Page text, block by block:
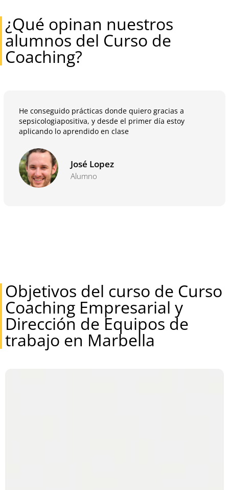
¿Qué opinan nuestros
alumnos del Curso de
Coaching?
He conseguido prácticas donde quiero gracias a
sepsicologiapositiva, y desde el primer día estoy
aplicando lo aprendido en clase
José Lopez
Alumno
Objetivos del curso de Curso
Coaching Empresarial y
Dirección de Equipos de
trabajo en Marbella